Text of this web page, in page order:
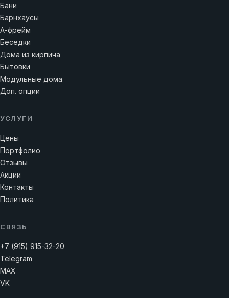
Бани
Барнхаусы
А-фрейм
Беседки
Дома из кирпича
Бытовки
Модульные дома
Доп. опции
УСЛУГИ
Цены
Портфолио
Отзывы
Акции
Контакты
Политика
СВЯЗЬ
+7 (915) 915-32-20
Telegram
MAX
VK